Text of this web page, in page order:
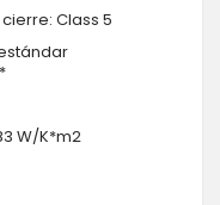
Class 5
W/K*m2